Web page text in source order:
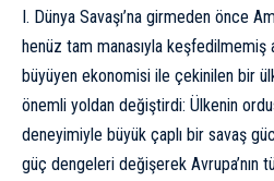
I. Dünya Savaşı’na girmeden önce
henüz tam manasıyla
büyüyen ekonomisi ile çekinilen bir
önemli yoldan değiştirdi: Ülkenin
deneyimiyle büyük çaplı bir savaş
güç dengeleri değişerek Avrupa’nın